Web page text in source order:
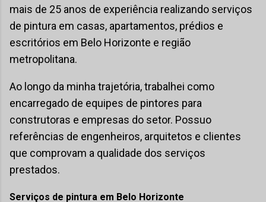
mais de 25 anos de experiência realizando serviços
de pintura em casas, apartamentos, prédios e
escritórios em Belo Horizonte e região
metropolitana.
Ao longo da minha trajetória, trabalhei como
encarregado de equipes de pintores para
construtoras e empresas do setor. Possuo
referências de engenheiros, arquitetos e clientes
que comprovam a qualidade dos serviços
prestados.
Serviços de pintura em Belo Horizonte